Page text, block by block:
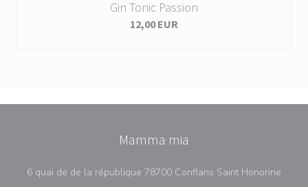
Gin Tonic Passion
12,00 EUR
Mamma mia
6 quai de de la république 78700 Conflans Saint Honorine